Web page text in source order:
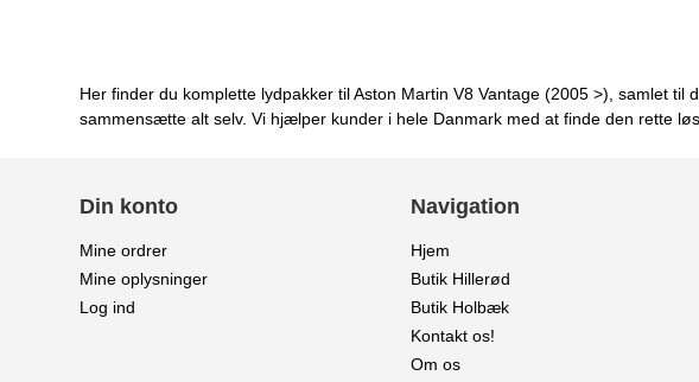
Her finder du komplette lydpakker til Aston Martin V8 Vantage (2005 >), samlet
sammensætte alt selv. Vi hjælper kunder i hele Danmark med at finde den rette
Din konto
Mine ordrer
Mine oplysninger
Log ind
Navigation
Hjem
Butik Hillerød
Butik Holbæk
Kontakt os!
Om os